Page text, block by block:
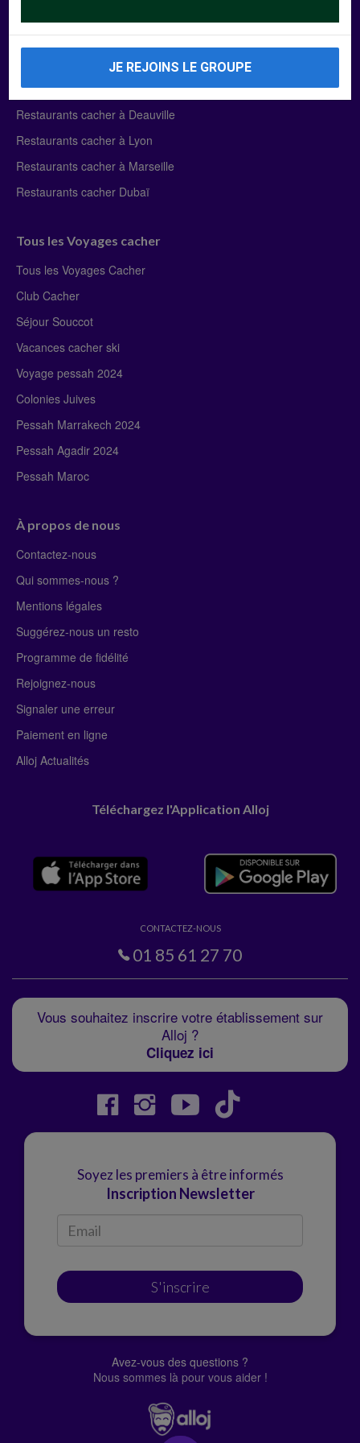
Manger Cacher
Liste des restaurants cacher
Restaurants cacher à Paris
Restaurants cacher à Deauville
Restaurants cacher à Lyon
Restaurants cacher à Marseille
Restaurants cacher Dubaï
Tous les Voyages cacher
Tous les Voyages Cacher
Club Cacher
Séjour Souccot
Vacances cacher ski
Voyage pessah 2024
Colonies Juives
Pessah Marrakech 2024
Pessah Agadir 2024
Pessah Maroc
À propos de nous
Contactez-nous
Qui sommes-nous ?
Mentions légales
Suggérez-nous un resto
Programme de fidélité
Rejoignez-nous
Signaler une erreur
Paiement en ligne
Alloj Actualités
Téléchargez l'Application Alloj
CONTACTEZ-NOUS
01 85 61 27 70
Vous souhaitez inscrire votre établissement sur
Alloj ?
Cliquez ici
Soyez les premiers à être informés
Inscription Newsletter
S'inscrire
Avez-vous des questions ?
Nous sommes là pour vous aider !
JE REJOINS LE GROUPE